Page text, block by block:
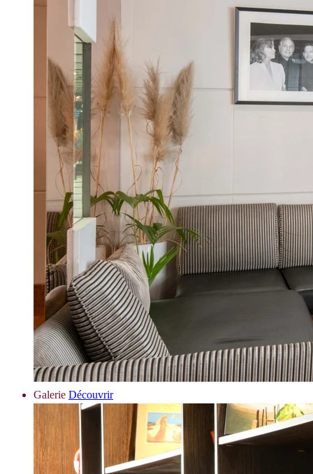
Galerie Découvrir